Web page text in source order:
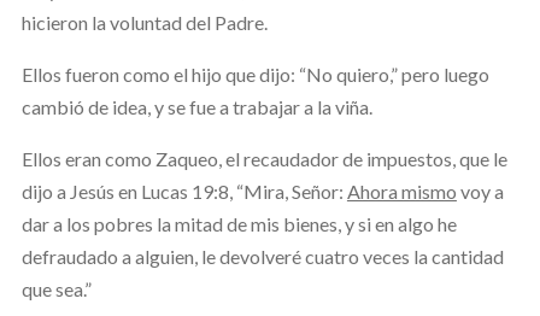
hicieron la voluntad del Padre.
Ellos fueron como el hijo que dijo: “No quiero,” pero luego
cambió de idea, y se fue a trabajar a la viña.
Ellos eran como Zaqueo, el recaudador de impuestos, que le
dijo a Jesús en Lucas 19:8, “Mira, Señor: Ahora mismo voy a
dar a los pobres la mitad de mis bienes, y si en algo he
defraudado a alguien, le devolveré cuatro veces la cantidad
que sea.”